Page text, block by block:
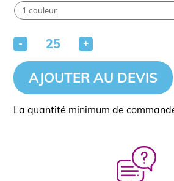
- +
AJOUTER AU DEVIS
La quantité minimum de